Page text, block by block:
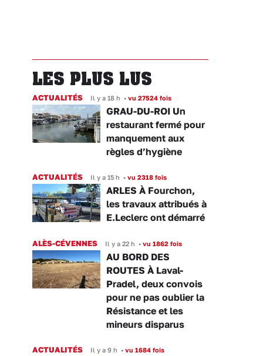
LES PLUS LUS
ACTUALITÉS Il y a 18 h • vu 27524 fois
GRAU-DU-ROI Un
restaurant fermé pour
manquement aux
règles d’hygiène
ACTUALITÉS Il y a 15 h • vu 2318 fois
ARLES À Fourchon,
les travaux attribués à
E.Leclerc ont démarré
ALÈS-CÉVENNES Il y a 22 h • vu 1862 fois
AU BORD DES
ROUTES À Laval-
Pradel, deux convois
pour ne pas oublier la
Résistance et les
mineurs disparus
ACTUALITÉS Il y a 9 h • vu 1684 fois